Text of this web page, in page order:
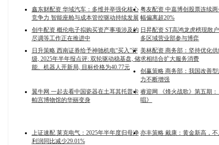
鑫东财配资 华域汽车：多维并举强化核心
竞争力 智能座舱与成本管控驱动持续发展
粤友配资 中嘉博创股票连续
幅偏离超20%
创牛配资 概伦电子拟购买资产事项涉及的
尽调等工作正在推进中
日昇配资 ST高鸿龙虎榜现散
多区域营业部参与博弈
日升策略 西南证券给予神驰机电“买入”评
级, 2025年半年报点评: 双轮驱动稳基盘, 储
能、机器人开新局, 目标价格为40.77元
美林配资 商务部：坚持优化
求相结合扩大服务消费
创赢策略 商务部：我国改善
力不断增强
翼牛网 一起去看中国瓷器在土耳其托普卡
帕宫博物馆的华丽变身
睿迎网 《烽火战歌》第五期
唱》
上证速配 莱克电气：2025年半年度归母净
利润同比减少29.01%
亦丰策略 戴康：黄金新高，